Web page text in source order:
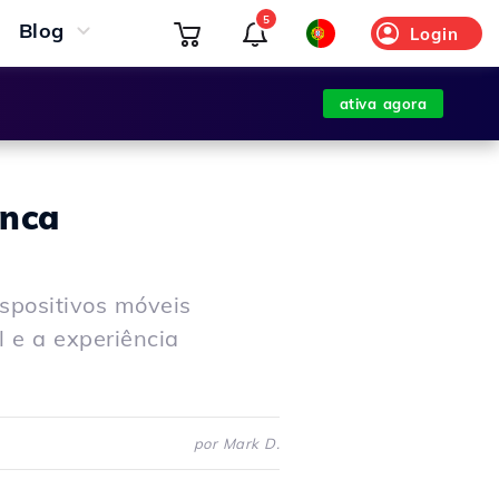
Blog Login
5
ativa agora
móveis
e a experiência
por Mark D.